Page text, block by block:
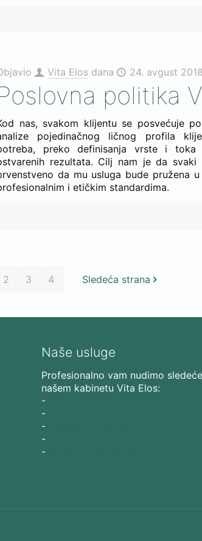
Vita Elos dana 24. avgust
politika
nas, svakom klijentu se posvećuje
pojedinačnog ličnog profila
preko definisanja vrste i toka
rezultata. Cilj nam je da
da mu usluga bude pružena
i etičkim standardima.
2 3 4 Sledeća strana
Naše usluge
Profesionalno vam nudimo
našem kabinetu Vita Elos:
-
-
-
-
-